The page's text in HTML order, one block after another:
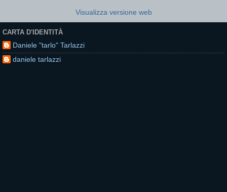
Visualizza versione web
CARTA D'IDENTITÀ
Daniele "tarlo" Tarlazzi
daniele tarlazzi